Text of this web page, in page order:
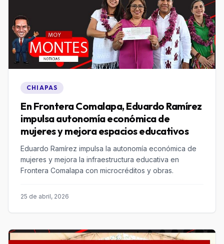
CHIAPAS
En Frontera Comalapa, Eduardo Ramírez
impulsa autonomía económica de
mujeres y mejora espacios educativos
Eduardo Ramírez impulsa la autonomía económica de
mujeres y mejora la infraestructura educativa en
Frontera Comalapa con microcréditos y obras.
25 de abril, 2026